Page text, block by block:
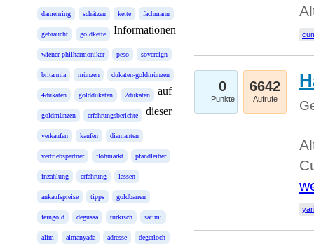
damenring schätzen kette fachmann
gebraucht goldkette
wiener-philharmoniker peso sovereign
britannia münzen dukaten-goldmünzen
4dukaten golddukaten 2dukaten
goldmünzen erfahrungsberichte
verkaufen kaufen diamanten
vertriebspartner flohmarkt pfandleiher
inzahlung erfahrung lassen
ankaufspreise tipps goldbarren
feingold degussa türkisch satimi
alim almanyada adresse degerloch
Informationen
auf
dieser
0
Punkte
6642
Aufrufe